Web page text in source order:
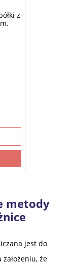
z
metody
jest do
że